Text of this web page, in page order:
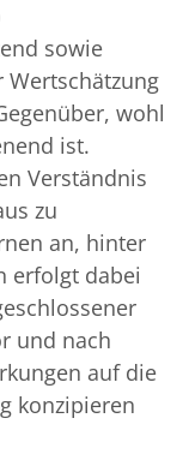
sowie
wohl
ist.
Verständnis
zu
an, hinter
erfolgt dabei
und nach
auf die
konzipieren